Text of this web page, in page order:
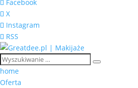
Facebook
X
Instagram
RSS
home
Oferta